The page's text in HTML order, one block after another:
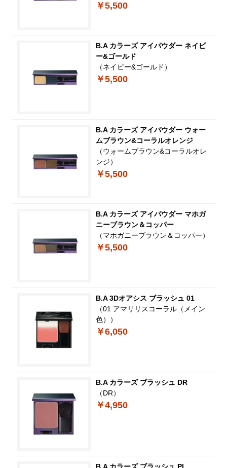
￥5,500
B.A カラーズ アイパウダー ネイビ
ー&ゴールド
（ネイビー&ゴールド）
￥5,500
B.A カラーズ アイパウダー ウォー
ムブラウン&コーラルオレンジ
（ウォームブラウン&コーラルオレ
ンジ）
￥5,500
B.A カラーズ アイパウダー マホガ
ニーブラウン＆コッパー
（マホガニーブラウン＆コッパー）
￥5,500
B.A 3Dオアシス ブラッシュ 01
（01 アマリリスコーラル（メイン
色））
￥6,050
B.A カラーズ ブラッシュ DR
（DR）
￥4,950